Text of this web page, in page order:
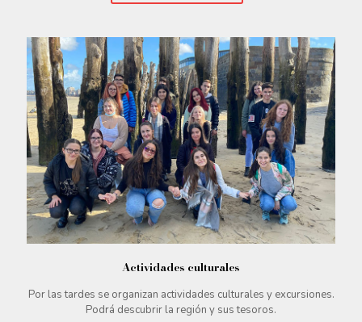
Actividades culturales
Por las tardes se organizan actividades culturales y excursiones.
Podrá descubrir la región y sus tesoros.